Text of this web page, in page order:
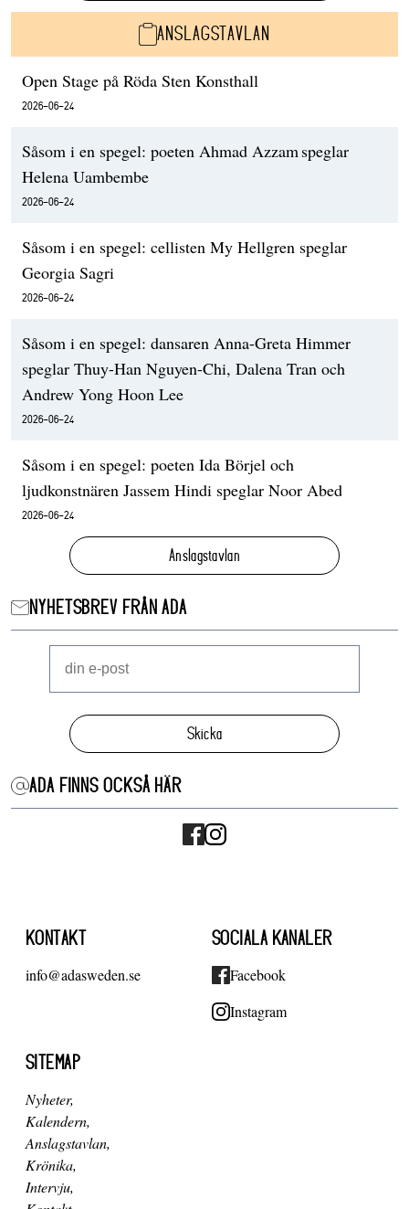
ANSLAGSTAVLAN
Open Stage på Röda Sten Konsthall
2026-06-24
Såsom i en spegel: poeten Ahmad Azzam speglar
Helena Uambembe
2026-06-24
Såsom i en spegel: cellisten My Hellgren speglar
Georgia Sagri
2026-06-24
Såsom i en spegel: dansaren Anna-Greta Himmer
speglar Thuy-Han Nguyen-Chi, Dalena Tran och
Andrew Yong Hoon Lee
2026-06-24
Såsom i en spegel: poeten Ida Börjel och
ljudkonstnären Jassem Hindi speglar Noor Abed
2026-06-24
Anslagstavlan
NYHETSBREV FRÅN ADA
Skicka
ADA FINNS OCKSÅ HÄR
KONTAKT
info@adasweden.se
SOCIALA KANALER
Facebook
Instagram
SITEMAP
Nyheter
Kalendern
Anslagstavlan
Krönika
Intervju